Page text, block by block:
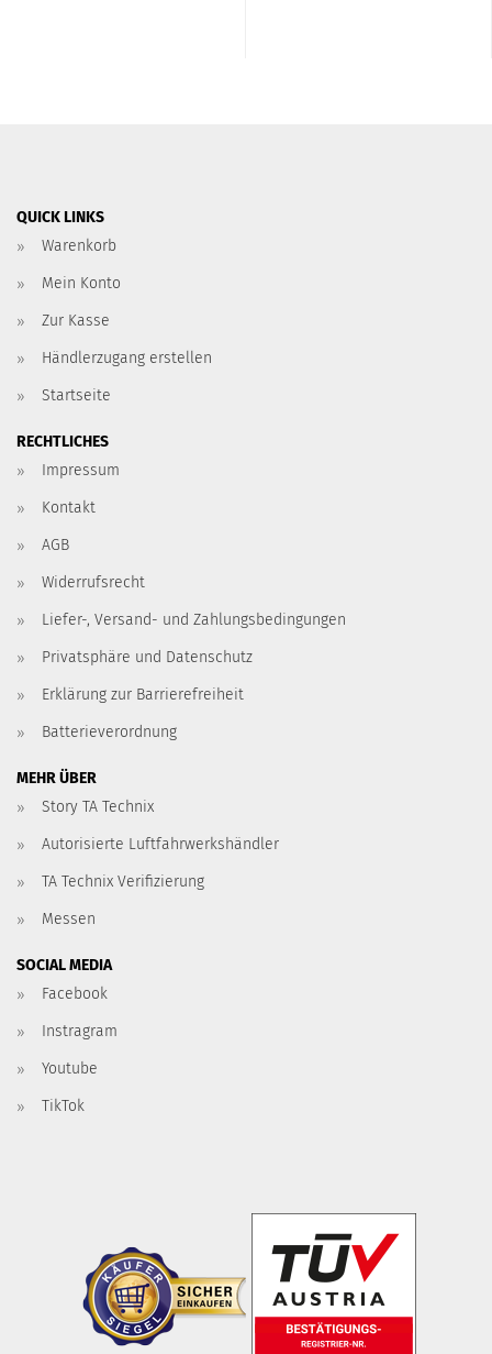
QUICK LINKS
Warenkorb
Mein Konto
Zur Kasse
Händlerzugang erstellen
Startseite
RECHTLICHES
Impressum
Kontakt
AGB
Widerrufsrecht
Liefer-, Versand- und Zahlungsbedingungen
Privatsphäre und Datenschutz
Erklärung zur Barrierefreiheit
Batterieverordnung
MEHR ÜBER
Story TA Technix
Autorisierte Luftfahrwerkshändler
TA Technix Verifizierung
Messen
SOCIAL MEDIA
Facebook
Instragram
Youtube
TikTok